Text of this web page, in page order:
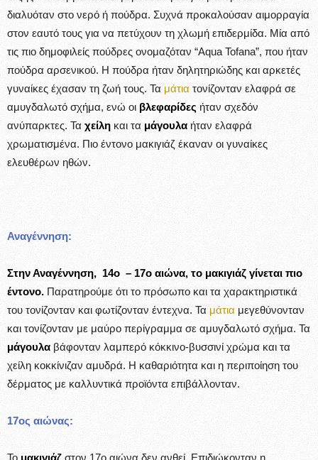
διαλυόταν στο νερό ή πούδρα. Συχνά προκαλούσαν αιμορραγία
στον εαυτό τους για να πετύχουν τη χλωμή επιδερμίδα. Μία από
τις πιο δημοφιλείς πούδρες ονομαζόταν “Aqua Tofana”, που ήταν
πούδρα αρσενικού. Η πούδρα ήταν δηλητηριώδης και αρκετές
γυναίκες έχασαν τη ζωή τους. Τα μάτια τονίζονταν ελαφρά σε
αμυγδαλωτό σχήμα, ενώ οι βλεφαρίδες ήταν σχεδόν
ανύπαρκτες. Τα χείλη και τα μάγουλα ήταν ελαφρά
χρωματισμένα. Πιο έντονο μακιγιάζ έκαναν οι γυναίκες
ελευθέρων ηθών.
Αναγέννηση:
Στην Αναγέννηση, 14ο – 17ο αιώνα, το μακιγιάζ γίνεται πιο
έντονο. Παρατηρούμε ότι το πρόσωπο και τα χαρακτηριστικά
του τονίζονταν και φωτίζονταν έντεχνα. Τα μάτια μεγεθύνονταν
και τονίζονταν με μαύρο περίγραμμα σε αμυγδαλωτό σχήμα. Τα
μάγουλα βάφονταν λαμπερό κόκκινο-βυσσινί χρώμα και τα
χείλη κοκκίνιζαν αμυδρά. Η καθαριότητα και η περιποίηση του
δέρματος με καλλυντικά προϊόντα επιβάλλονταν.
17ος αιώνας:
Το μακιγιάζ στον 17ο αιώνα δεν ανθεί. Επιδιώκονταν η